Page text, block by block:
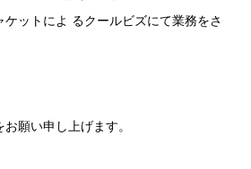
ケットによ るクールビズにて業務をさ
願い申し上げます。